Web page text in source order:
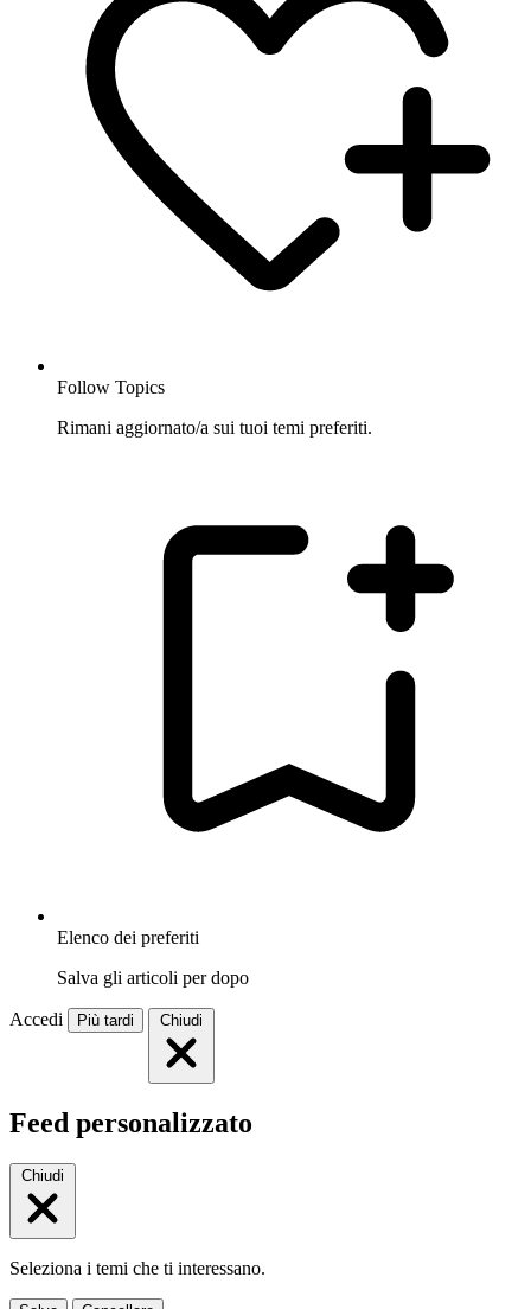
Follow Topics
Rimani aggiornato/a sui tuoi temi preferiti.
Elenco dei preferiti
Salva gli articoli per dopo
Accedi Più tardi Chiudi
Feed personalizzato
Chiudi
Seleziona i temi che ti interessano.